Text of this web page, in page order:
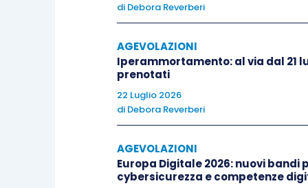
https://www.politicheagricole.it/flex/
Le cooperative agricole possono
sulla vendita dei prodotti,
operazioni di finanziamento più
cantina sociale potràcostituire in
di Debora Reverberi
AGEVOLAZIONI
Iperammortamento: al via dal 21
prenotati
22 Luglio 2026
di Debora Reverberi
AGEVOLAZIONI
Europa Digitale 2026: nuovi
cybersicurezza e competenze